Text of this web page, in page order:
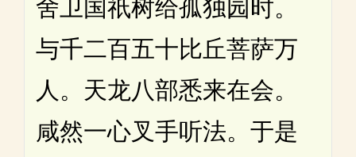
舍卫国祇树给孤独园时。
与千二百五十比丘菩萨万
人。天龙八部悉来在会。
咸然一心叉手听法。于是